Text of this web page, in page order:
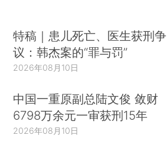
特稿｜患儿死亡、医生获刑争
议：韩杰案的“罪与罚”
2026年08月10日
中国一重原副总陆文俊 敛财
6798万余元一审获刑15年
2026年08月10日